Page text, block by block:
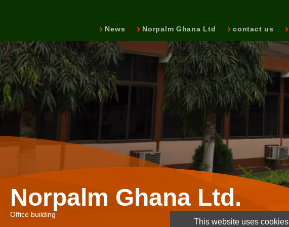
News Norpalm Ghana Ltd contact us
Norpalm Ghana Ltd.
Office building
This website uses